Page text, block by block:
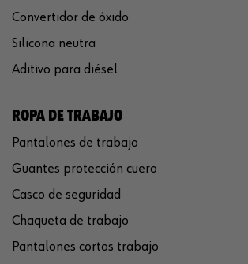
Convertidor de óxido
Silicona neutra
Aditivo para diésel
ROPA DE TRABAJO
Pantalones de trabajo
Guantes protección cuero
Casco de seguridad
Chaqueta de trabajo
Pantalones cortos trabajo